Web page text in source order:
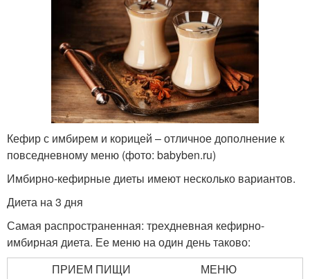
Кефир с имбирем и корицей – отличное дополнение к
повседневному меню (фото: babyben.ru)
Имбирно-кефирные диеты имеют несколько вариантов.
Диета на 3 дня
Самая распространенная: трехдневная кефирно-
имбирная диета. Ее меню на один день таково:
ПРИЕМ ПИЩИ
МЕНЮ